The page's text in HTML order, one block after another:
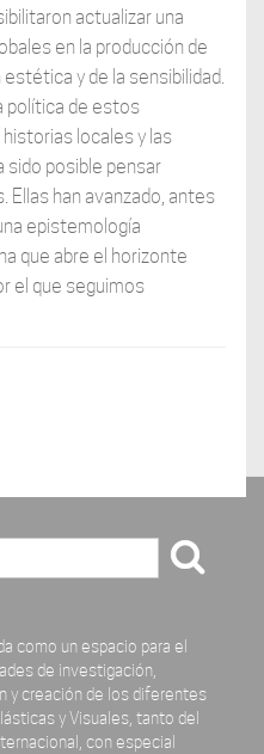
actualizar una
en la producción de
y de la sensibilidad.
política de estos
locales y las
sido posible pensar
han avanzado, antes
epistemología
que abre el horizonte
el que seguimos
como un espacio para el
de investigación,
y creación de los diferentes
y Visuales, tanto del
con especial